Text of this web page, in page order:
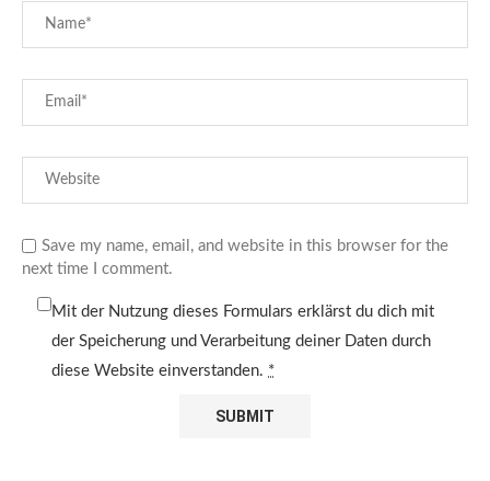
Save my name, email, and website in this browser for the
next time I comment.
Mit der Nutzung dieses Formulars erklärst du dich mit
der Speicherung und Verarbeitung deiner Daten durch
diese Website einverstanden. *